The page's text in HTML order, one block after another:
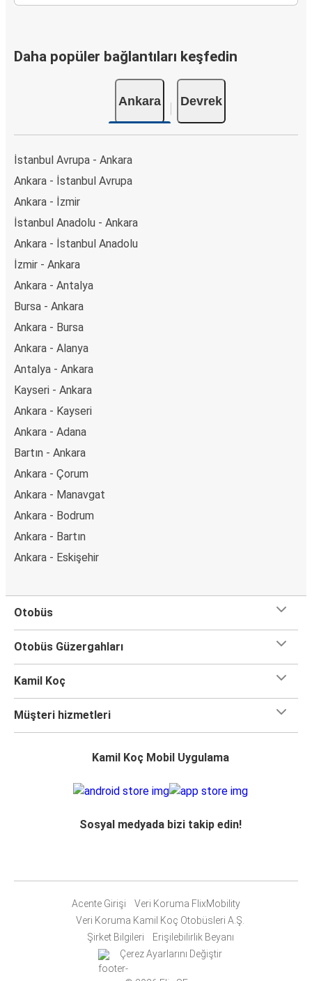
Daha popüler bağlantıları keşfedin
Ankara Devrek
İstanbul Avrupa - Ankara
Ankara - İstanbul Avrupa
Ankara - İzmir
İstanbul Anadolu - Ankara
Ankara - İstanbul Anadolu
İzmir - Ankara
Ankara - Antalya
Bursa - Ankara
Ankara - Bursa
Ankara - Alanya
Antalya - Ankara
Kayseri - Ankara
Ankara - Kayseri
Ankara - Adana
Bartın - Ankara
Ankara - Çorum
Ankara - Manavgat
Ankara - Bodrum
Ankara - Bartın
Ankara - Eskişehir
Otobüs
Otobüs Güzergahları
Kamil Koç
Müşteri hizmetleri
Kamil Koç Mobil Uygulama
Sosyal medyada bizi takip edin!
Acente Girişi
Veri Koruma FlixMobility
Veri Koruma Kamil Koç Otobüsleri A.Ş.
Şirket Bilgileri
Erişilebilirlik Beyanı
Çerez Ayarlarını Değiştir